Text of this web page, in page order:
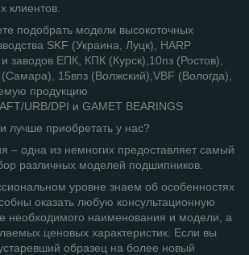
клиентов.
подобрать модели высокоточных
SKF (Украина, Луцк), HARP
заводов ЕПК, КПК (Курск),10пз (Ростов),
15впз (Волжский),VBF (Вологда),
продукцию
URB/DPI и GAMET BEARINGS
лучше приобретать у нас?
из немногих предоставляет самый
различных моделей подшипников.
уровне знаем об особенностях
оказать любую консультационную
необходимого наименования и модели, а
ценовых характеристик. Если вы
образец на более новый